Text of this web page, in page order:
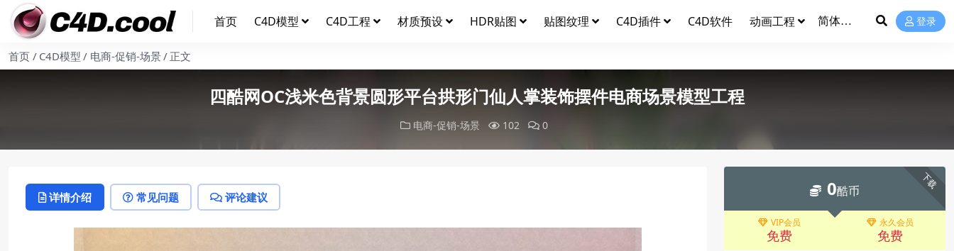
首页 C4D模型 C4D工程 材质预设 HDR贴图 贴图纹理 C4D插件 C4D软件 动画工程 登录
首页 C4D模型 电商-促销-场景 正文
四酷网OC浅米色背景圆形平台拱形门仙人掌装饰摆件电商场景模型工程
电商-促销-场景 102 0
详情介绍 常见问题 评论建议
下载
0酷币
VIP会员
免费
永久会员
免费